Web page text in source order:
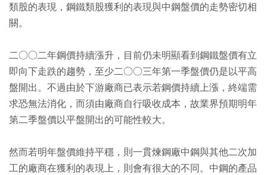
類股的表現，鋼鐵類股獲利的表現與中鋼盤價的走勢密切相
關。
二○○二年鋼價持續漲升，目前仍未明顯看到鋼鐵盤價有立
即向下走跌的趨勢，至少二○○三年第一季盤價仍是以平高
盤開出。不過由於下游廠商已表示若鋼價持續上漲，終端需
求恐無法消化，而須由廠商自行吸收成本，故業界預期明年
第二季盤價以平盤開出的可能性較大。
然而若明年盤價維持平穩，則一貫煉鋼廠中鋼與其他二次加
工的廠商在獲利的表現上，則會有很大的不同。中鋼的產品